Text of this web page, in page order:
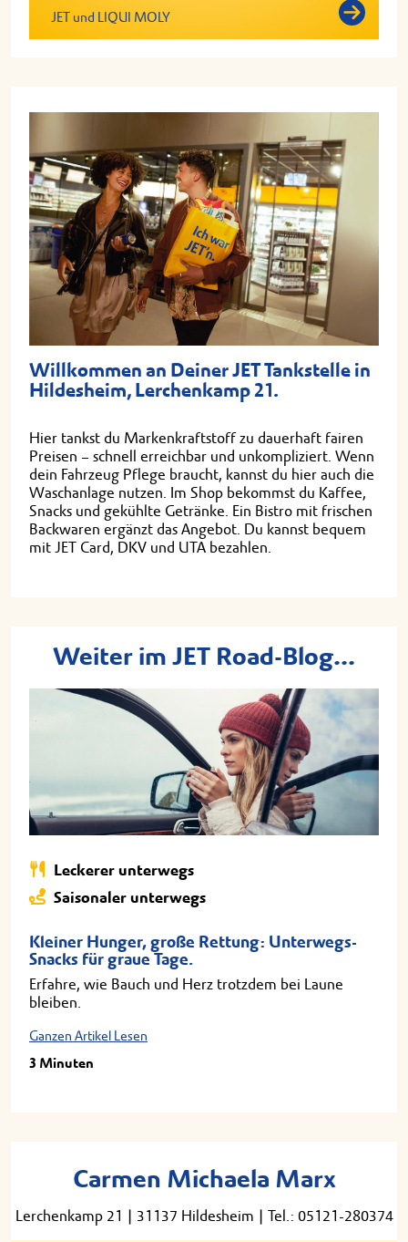
JET und LIQUI MOLY
Willkommen an Deiner JET Tankstelle in
Hildesheim, Lerchenkamp 21.
Hier tankst du Markenkraftstoff zu dauerhaft fairen
Preisen – schnell erreichbar und unkompliziert. Wenn
dein Fahrzeug Pflege braucht, kannst du hier auch die
Waschanlage nutzen. Im Shop bekommst du Kaffee,
Snacks und gekühlte Getränke. Ein Bistro mit frischen
Backwaren ergänzt das Angebot. Du kannst bequem
mit JET Card, DKV und UTA bezahlen.
Weiter im JET Road-Blog...
Leckerer unterwegs
Saisonaler unterwegs
Kleiner Hunger, große Rettung: Unterwegs-
Snacks für graue Tage.
Erfahre, wie Bauch und Herz trotzdem bei Laune
bleiben.
Ganzen Artikel Lesen
3 Minuten
Carmen Michaela Marx
Lerchenkamp 21 | 31137 Hildesheim | Tel.: 05121-280374